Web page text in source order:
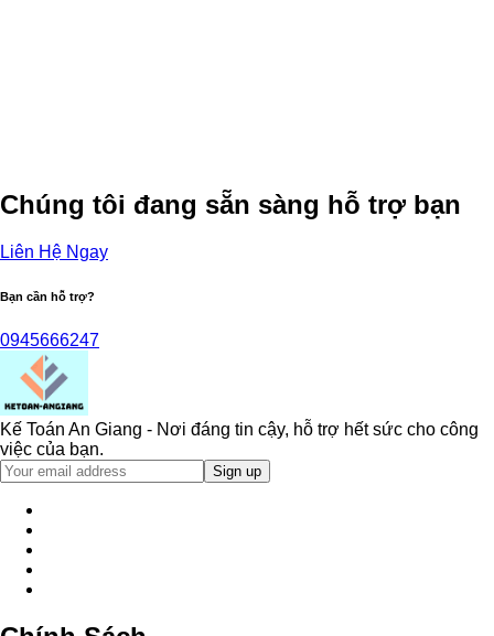
Chúng tôi đang sẵn sàng hỗ trợ bạn
Liên Hệ Ngay
Bạn cần hỗ trợ?
0945666247
Kế Toán An Giang - Nơi đáng tin cậy, hỗ trợ hết sức cho công
việc của bạn.